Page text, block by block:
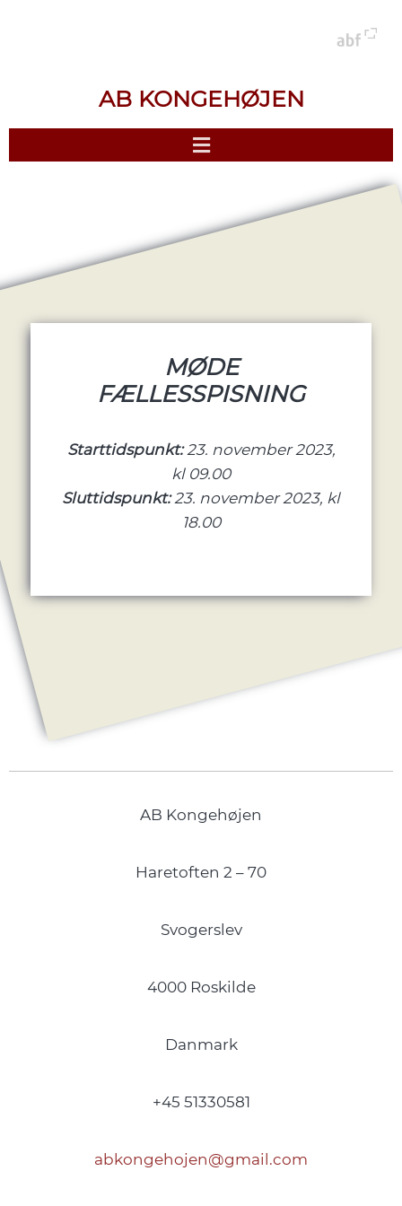
AB KONGEHØJEN
MØDE
FÆLLESSPISNING
Starttidspunkt:23. november 2023,
kl 09.00
Sluttidspunkt:23. november 2023, kl
18.00
AB Kongehøjen
Haretoften 2 – 70
Svogerslev
4000 Roskilde
Danmark
+45 51330581
abkongehojen@gmail.com